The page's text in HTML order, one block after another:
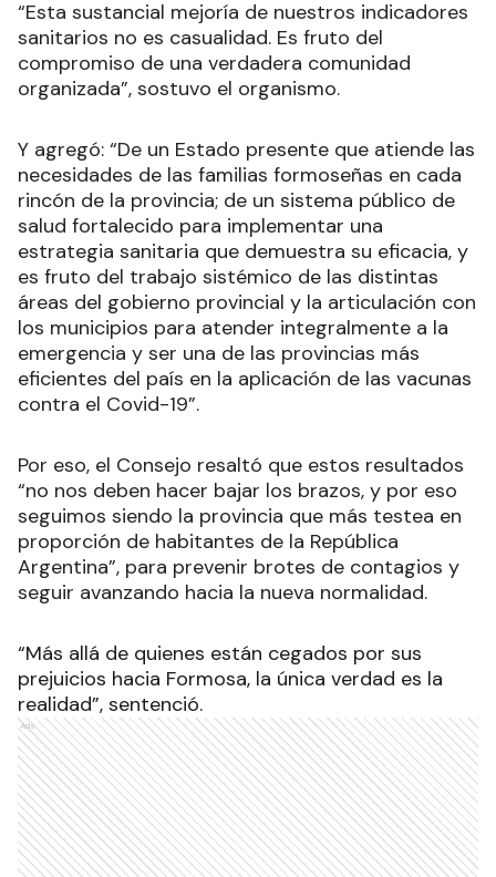
“Esta sustancial mejoría de nuestros indicadores
sanitarios no es casualidad. Es fruto del
compromiso de una verdadera comunidad
organizada”, sostuvo el organismo.
Y agregó: “De un Estado presente que atiende las
necesidades de las familias formoseñas en cada
rincón de la provincia; de un sistema público de
salud fortalecido para implementar una
estrategia sanitaria que demuestra su eficacia, y
es fruto del trabajo sistémico de las distintas
áreas del gobierno provincial y la articulación con
los municipios para atender integralmente a la
emergencia y ser una de las provincias más
eficientes del país en la aplicación de las vacunas
contra el Covid-19”.
Por eso, el Consejo resaltó que estos resultados
“no nos deben hacer bajar los brazos, y por eso
seguimos siendo la provincia que más testea en
proporción de habitantes de la República
Argentina”, para prevenir brotes de contagios y
seguir avanzando hacia la nueva normalidad.
“Más allá de quienes están cegados por sus
prejuicios hacia Formosa, la única verdad es la
realidad”, sentenció.
Ads